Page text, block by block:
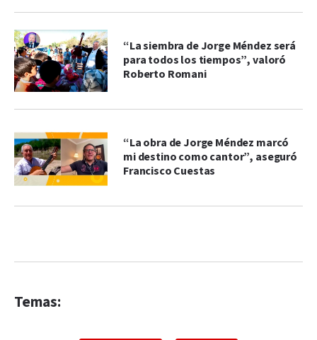
“La siembra de Jorge Méndez será
para todos los tiempos”, valoró
Roberto Romani
“La obra de Jorge Méndez marcó
mi destino como cantor”, aseguró
Francisco Cuestas
Temas: